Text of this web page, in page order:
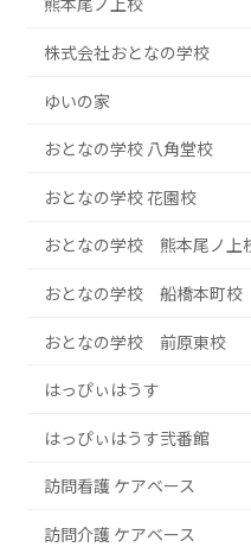
株式会社おとなの学校
ゆいの家
おとなの学校 八角堂校
おとなの学校 花園校
おとなの学校 熊本尾ノ上
おとなの学校 船橋本町校
おとなの学校 前原東校
はっぴぃはうす
はっぴぃはうす弐番館
訪問看護 ケアベース
訪問介護 ケアベース